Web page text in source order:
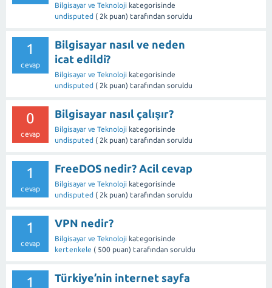
Bilgisayar ve Teknoloji kategorisinde
undisputed ( 2k puan) tarafından soruldu
1
cevap
Bilgisayar nasıl ve neden
icat edildi?
Bilgisayar ve Teknoloji kategorisinde
undisputed ( 2k puan) tarafından soruldu
0
cevap
Bilgisayar nasıl çalışır?
Bilgisayar ve Teknoloji kategorisinde
undisputed ( 2k puan) tarafından soruldu
1
cevap
FreeDOS nedir? Acil cevap
Bilgisayar ve Teknoloji kategorisinde
undisputed ( 2k puan) tarafından soruldu
1
cevap
VPN nedir?
Bilgisayar ve Teknoloji kategorisinde
kertenkele ( 500 puan) tarafından soruldu
1
Türkiye’nin internet sayfa